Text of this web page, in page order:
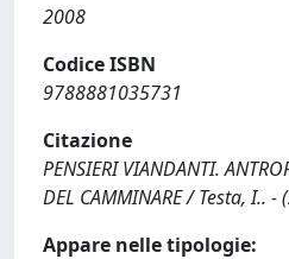
2008
Codice ISBN
9788881035731
Citazione
PENSIERI VIANDANTI.
DEL CAMMINARE / Testa, I..
Appare nelle tipologie: